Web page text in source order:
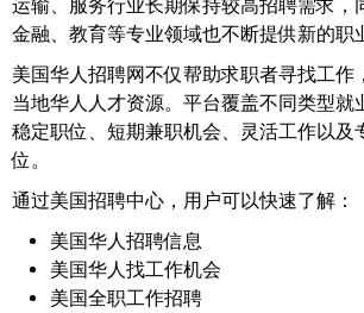
运输、服务行业长期保持较高招聘需求，
金融、教育等专业领域也不断提供新的职
美国华人招聘网不仅帮助求职者寻找工作
当地华人人才资源。平台覆盖不同类型就
稳定职位、短期兼职机会、灵活工作以及
位。
通过美国招聘中心，用户可以快速了解：
美国华人招聘信息
美国华人找工作机会
美国全职工作招聘